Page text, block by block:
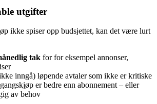
utgifter
ikke spiser opp budsjettet, kan det være lurt
tak for for eksempel annonser,
inngå) løpende avtaler som ikke er kritiske
er bedre enn abonnement – eller
av behov